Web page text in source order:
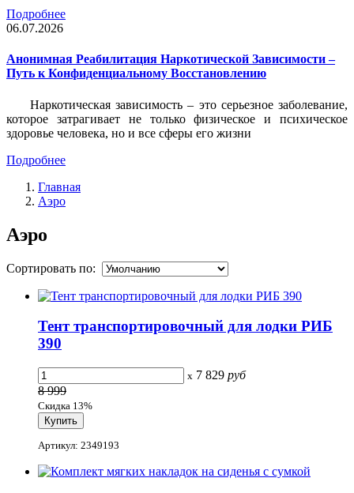
Подробнее
06.07.2026
Анонимная Реабилитация Наркотической Зависимости –
Путь к Конфиденциальному Восстановлению
Наркотическая зависимость – это серьезное заболевание,
которое затрагивает не только физическое и психическое
здоровье человека, но и все сферы его жизни
Подробнее
Главная
Аэро
Аэро
Сортировать по:
Тент транспортировочный для лодки РИБ
390
x 7 829 руб
8 999
Скидка 13%
Артикул: 2349193